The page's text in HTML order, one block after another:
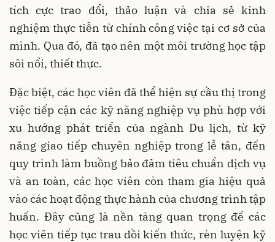
tích cực trao đổi, thảo luận và chia sẻ kinh
nghiệm thực tiễn từ chính công việc tại cơ sở của
mình. Qua đó, đã tạo nên một môi trường học tập
sôi nổi, thiết thực.
Đặc biệt, các học viên đã thể hiện sự cầu thị trong
việc tiếp cận các kỹ năng nghiệp vụ phù hợp với
xu hướng phát triển của ngành Du lịch, từ kỹ
năng giao tiếp chuyên nghiệp trong lễ tân, đến
quy trình làm buồng bảo đảm tiêu chuẩn dịch vụ
và an toàn, các học viên còn tham gia hiệu quả
vào các hoạt động thực hành của chương trình tập
huấn. Đây cũng là nền tảng quan trọng để các
học viên tiếp tục trau dồi kiến thức, rèn luyện kỹ